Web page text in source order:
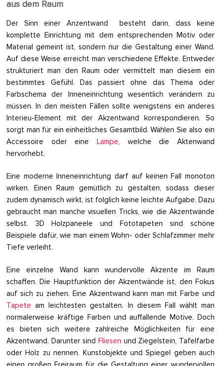
aus dem Raum
Der Sinn einer Anzentwand besteht darin, dass keine
komplette Einrichtung mit dem entsprechenden Motiv oder
Material gemeint ist, sondern nur die Gestaltung einer Wand.
Auf diese Weise erreicht man verschiedene Effekte. Entweder
strukturiert man den Raum oder vermittelt man diesem ein
bestimmtes Gefühl. Das passiert ohne das Thema oder
Farbschema der Inneneinrichtung wesentlich verändern zu
müssen. In den meisten Fällen sollte wenigstens ein anderes
Interieu-Element mit der Akzentwand korrespondieren. So
sorgt man für ein einheitliches Gesamtbild. Wählen Sie also ein
Accessoire oder eine Lampe, welche die Aktenwand
hervorhebt.
Eine moderne Inneneinrichtung darf auf keinen Fall monoton
wirken. Einen Raum gemütlich zu gestalten, sodass dieser
zudem dynamisch wirkt, ist folglich keine leichte Aufgabe. Dazu
gebraucht man manche visuellen Tricks, wie die Akzentwände
selbst. 3D Holzpaneele und Fototapeten sind schöne
Beispiele dafür, wie man einem Wohn- oder Schlafzimmer mehr
Tiefe verleiht.
Eine einzelne Wand kann wundervolle Akzente im Raum
schaffen. Die Hauptfunktion der Akzentwände ist, den Fokus
auf sich zu ziehen. Eine Akzentwand kann man mit Farbe und
Tapete am leichtesten gestalten. In diesem Fall wählt man
normalerweise kräftige Farben und auffallende Motive. Doch
es bieten sich weitere zahlreiche Möglichkeiten für eine
Akzentwand. Darunter sind Fliesen und Ziegelstein, Tafelfarbe
oder Holz zu nennen. Kunstobjekte und Spiegel geben auch